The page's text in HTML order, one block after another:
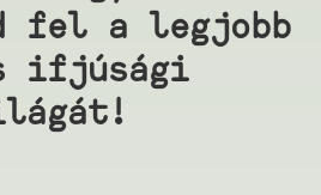
fel a legjobb
ifjúsági